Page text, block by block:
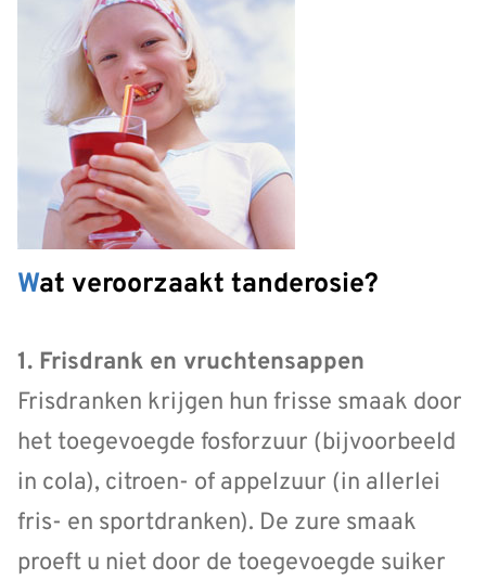
Wat veroorzaakt tanderosie?
1. Frisdrank en vruchtensappen
Frisdranken krijgen hun frisse smaak door
het toegevoegde fosforzuur (bijvoorbeeld
in cola), citroen- of appelzuur (in allerlei
fris- en sportdranken). De zure smaak
proeft u niet door de toegevoegde suiker